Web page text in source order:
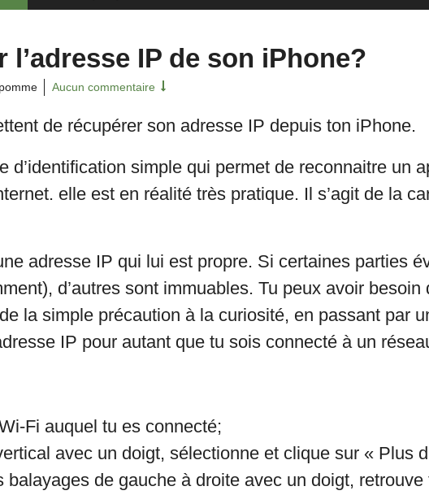
IP de son iPhone?
Aucun commentaire
de récupérer son adresse IP depuis ton iPhone.
d’identification simple qui permet de reconnaitre un
elle est en réalité très pratique. Il s’agit de la
adresse IP qui lui est propre. Si certaines parties
d’autres sont immuables. Tu peux avoir
la simple précaution à la curiosité, en passant par
IP pour autant que tu sois connecté à un
Fi auquel tu es connecté;
avec un doigt, sélectionne et clique sur « Plus
balayages de gauche à droite avec un doigt,